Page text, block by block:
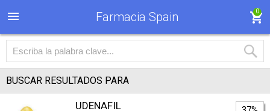
Farmacia Spain 0
BUSCAR RESULTADOS PARA
UDENAFIL